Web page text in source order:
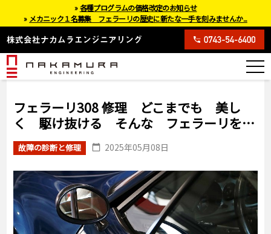
フェラーリ308 修理 どこまでも 美し
く 駆け抜ける そんな フェラーリを…
故障の診断と修理 2025年05月08日
»各種プログラムの価格改定のお知らせ
» メカニック１名募集 フェラーリの歴史に新たな一手を刻みませんか...